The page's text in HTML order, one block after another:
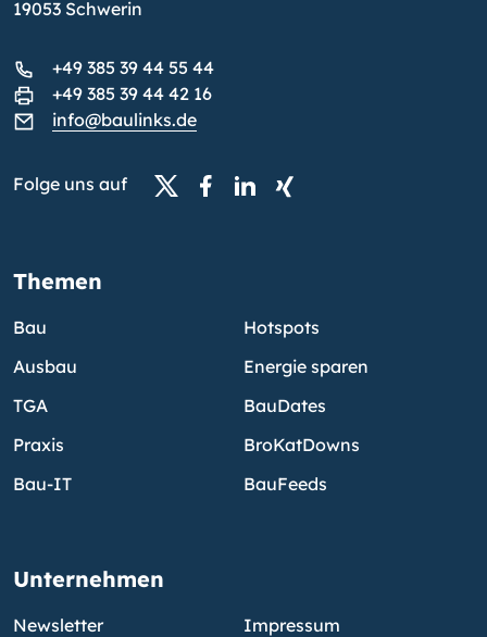
19053 Schwerin
+49 385 39 44 55 44
+49 385 39 44 42 16
info@baulinks.de
Folge uns auf
Themen
Bau
Ausbau
TGA
Praxis
Bau-IT
Hotspots
Energie sparen
BauDates
BroKatDowns
BauFeeds
Unternehmen
Newsletter Impressum